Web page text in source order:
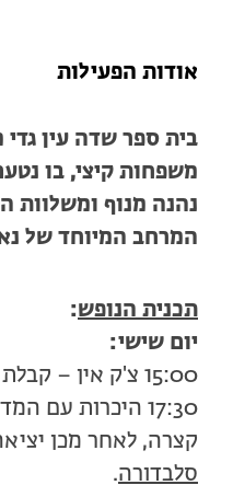
אודות הפעילות
בית ספר שדה עין
משפחות קיצי, בו
נהנה מנוף ומשלוות
המרחב המיוחד של
תכנית הנופש:
יום שישי:
15:00 צ'ק אין – קבלת חדרים והתארגנות
17:30 היכרות עם
קצרה, לאחר מכן
סלבדורה.